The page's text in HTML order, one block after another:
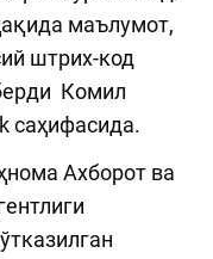
маълумот,
штрих-код
Комил
саҳифасида.
Ахборот ва